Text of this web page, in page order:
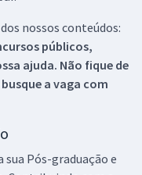
nossos conteúdos:
públicos,
ajuda. Não fique de
a vaga com
sua Pós-graduação e